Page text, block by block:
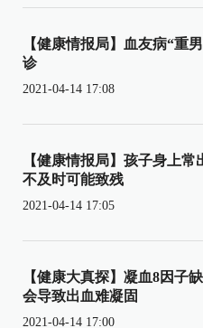
【健康情报局】血友病“重
诊
2021-04-14 17:08
【健康情报局】孩子身上
不及时可能致残
2021-04-14 17:05
【健康大真探】凝血8因子
会导致出血难凝固
2021-04-14 17:00